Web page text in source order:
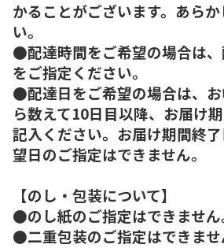
かることがございます。あら
い。
●配達時間をご希望の場合は
をご指定ください。
●配達日をご希望の場合は、
ら数えて10日目以降、お届け
記入ください。お届け期間終
望日のご指定はできません。
【のし・包装について】
●のし紙のご指定はできません
●二重包装のご指定はできませ